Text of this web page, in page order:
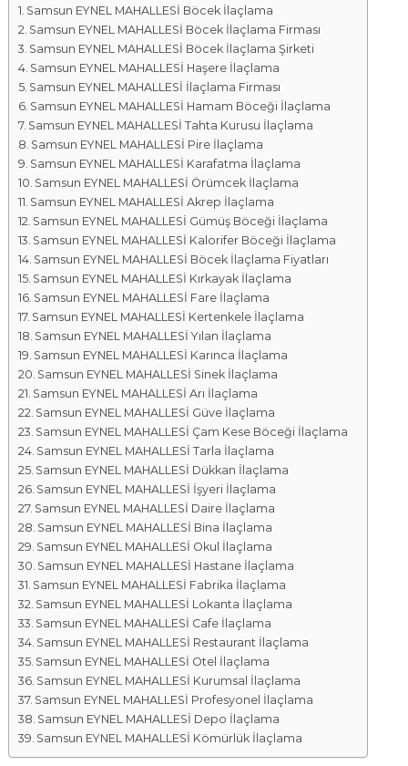
a
l
a
r
ı
Samsun EYNEL MAHALLESİ Böcek İlaçlama
Samsun EYNEL MAHALLESİ Böcek İlaçlama Firması
Samsun EYNEL MAHALLESİ Böcek İlaçlama Şirketi
Samsun EYNEL MAHALLESİ Haşere İlaçlama
Samsun EYNEL MAHALLESİ İlaçlama Firması
Samsun EYNEL MAHALLESİ Hamam Böceği İlaçlama
Samsun EYNEL MAHALLESİ Tahta Kurusu İlaçlama
Samsun EYNEL MAHALLESİ Pire İlaçlama
Samsun EYNEL MAHALLESİ Karafatma İlaçlama
Samsun EYNEL MAHALLESİ Örümcek İlaçlama
Samsun EYNEL MAHALLESİ Akrep İlaçlama
Samsun EYNEL MAHALLESİ Gümüş Böceği İlaçlama
Samsun EYNEL MAHALLESİ Kalorifer Böceği İlaçlama
Samsun EYNEL MAHALLESİ Böcek İlaçlama Fiyatları
Samsun EYNEL MAHALLESİ Kırkayak İlaçlama
Samsun EYNEL MAHALLESİ Fare İlaçlama
Samsun EYNEL MAHALLESİ Kertenkele İlaçlama
Samsun EYNEL MAHALLESİ Yılan İlaçlama
Samsun EYNEL MAHALLESİ Karınca İlaçlama
Samsun EYNEL MAHALLESİ Sinek İlaçlama
Samsun EYNEL MAHALLESİ Arı İlaçlama
Samsun EYNEL MAHALLESİ Güve İlaçlama
Samsun EYNEL MAHALLESİ Çam Kese Böceği İlaçlama
Samsun EYNEL MAHALLESİ Tarla İlaçlama
Samsun EYNEL MAHALLESİ Dükkan İlaçlama
Samsun EYNEL MAHALLESİ İşyeri İlaçlama
Samsun EYNEL MAHALLESİ Daire İlaçlama
Samsun EYNEL MAHALLESİ Bina İlaçlama
Samsun EYNEL MAHALLESİ Okul İlaçlama
Samsun EYNEL MAHALLESİ Hastane İlaçlama
Samsun EYNEL MAHALLESİ Fabrika İlaçlama
Samsun EYNEL MAHALLESİ Lokanta İlaçlama
Samsun EYNEL MAHALLESİ Cafe İlaçlama
Samsun EYNEL MAHALLESİ Restaurant İlaçlama
Samsun EYNEL MAHALLESİ Otel İlaçlama
Samsun EYNEL MAHALLESİ Kurumsal İlaçlama
Samsun EYNEL MAHALLESİ Profesyonel İlaçlama
Samsun EYNEL MAHALLESİ Depo İlaçlama
Samsun EYNEL MAHALLESİ Kömürlük İlaçlama